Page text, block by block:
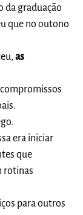
da graduação
que no outono
as
era iniciar
que
rotinas
para outros